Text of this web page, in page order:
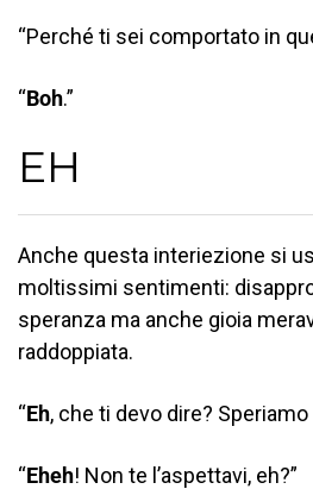
“Perché ti sei comportato in
“Boh.”
EH
Anche questa interiezione si
moltissimi sentimenti:
speranza ma anche gioia
raddoppiata.
“Eh, che ti devo dire? Speriamo
“Eheh! Non te l’aspettavi, eh?”